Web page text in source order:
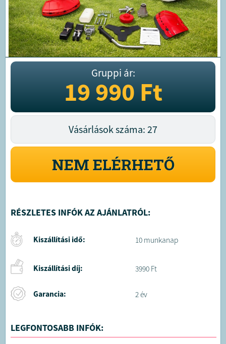
Gruppi ár:
19 990Ft
Vásárlások száma: 27
NEM ELÉRHETŐ
RÉSZLETES INFÓK AZ AJÁNLATRÓL:
Kiszállítási idő: 10 munkanap
Kiszállítási díj: 3990 Ft
Garancia: 2 év
LEGFONTOSABB INFÓK: